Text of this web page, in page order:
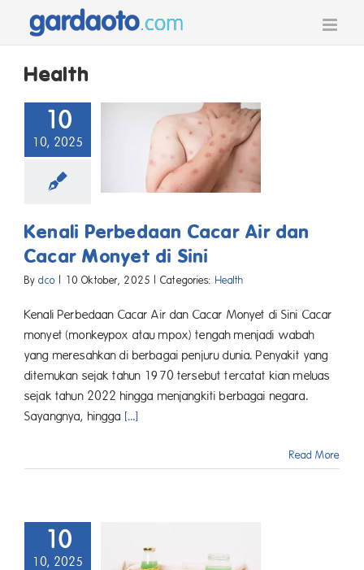
content
Health
10
10, 2025
Kenali Perbedaan Cacar Air dan
Cacar Monyet di Sini
Bydco | 10 Oktober, 2025 | Categories: Health
Kenali Perbedaan Cacar Air dan Cacar Monyet di Sini Cacar
monyet (monkeypox atau mpox) tengah menjadi wabah
yang meresahkan di berbagai penjuru dunia. Penyakit yang
ditemukan sejak tahun 1970 tersebut tercatat kian meluas
sejak tahun 2022 hingga menjangkiti berbagai negara.
Sayangnya, hingga [...]
Read More
10
10, 2025